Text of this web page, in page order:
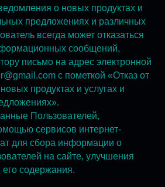
о новых продуктах и
предложениях и различных
всегда может отказаться
сообщений,
письмо на адрес электронной
с пометкой «Отказ от
продуктах и услугах и
Пользователей,
сервисов интернет-
для сбора информации о
на сайте, улучшения
его содержания.